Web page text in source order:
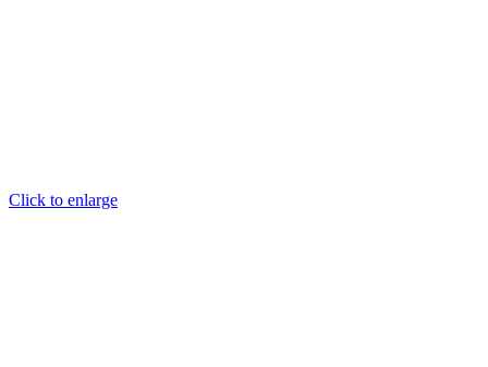
Click to enlarge